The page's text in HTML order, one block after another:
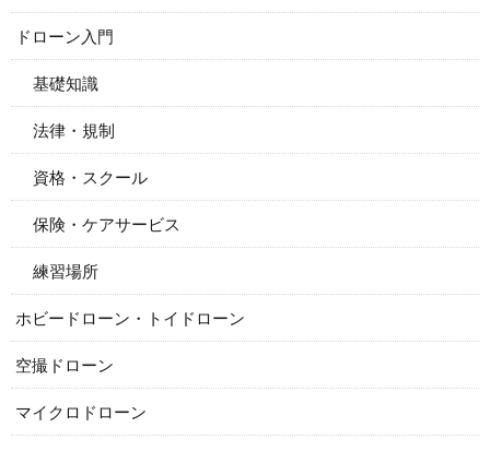
ドローン入門
基礎知識
法律・規制
資格・スクール
保険・ケアサービス
練習場所
ホビードローン・トイドローン
空撮ドローン
マイクロドローン